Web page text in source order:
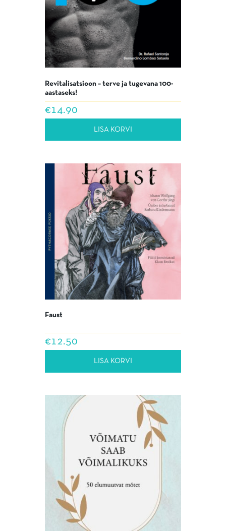
Revitalisatsioon – terve ja tugevana 100-
aastaseks!
€14.90
LISA KORVI
Faust
€12.50
LISA KORVI